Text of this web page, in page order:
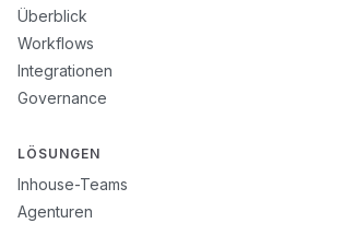
Überblick
Workflows
Integrationen
Governance
LÖSUNGEN
Inhouse-Teams
Agenturen